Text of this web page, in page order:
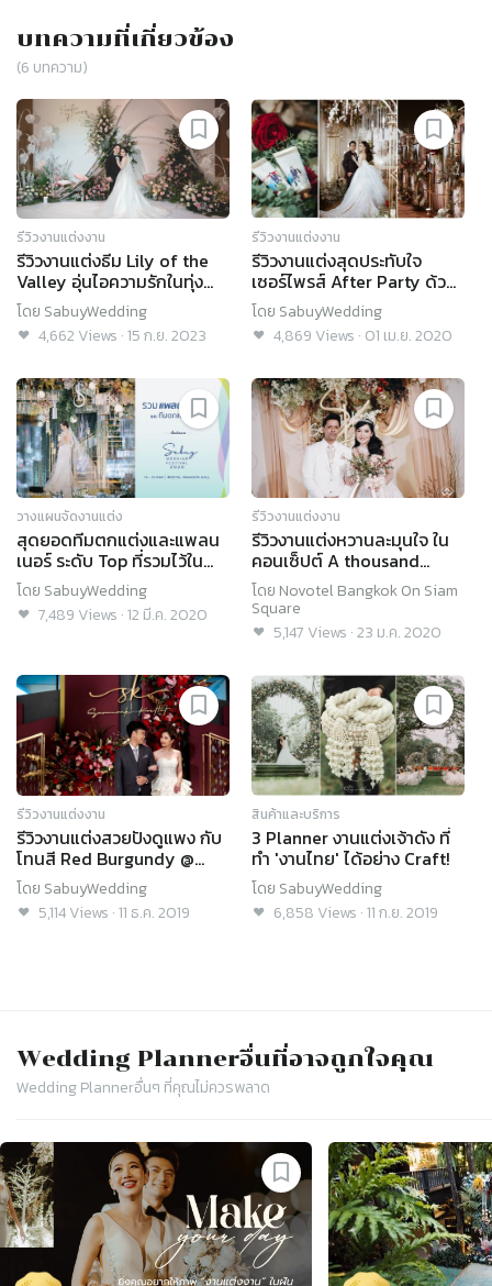
บทความที่เกี่ยวข้อง
(6 บทความ)
รีวิวงานแต่งงาน
รีวิวงานแต่งธีม Lily of the
Valley อุ่นไอความรักในทุ่ง
ดอกไม้ by Mahassajan
Wedding
โดย SabuyWedding
4,662 Views ·15 ก.ย. 2023
รีวิวงานแต่งงาน
รีวิวงานแต่งสุดประทับใจ
เซอร์ไพรส์ After Party ด้วย
เพลงยอดฮิต @ Bangkok
Marriott Hotel Sukhumvit
โดย SabuyWedding
4,869 Views · 01 เม.ย. 2020
วางแผนจัดงานแต่ง
สุดยอดทีมตกแต่งและแพลน
เนอร์ ระดับ Top ที่รวมไว้ใน
งาน SabuyWedding
Festival 2020!
โดย SabuyWedding
7,489 Views ·12 มี.ค. 2020
รีวิวงานแต่งงาน
รีวิวงานแต่งหวานละมุนใจ ใน
คอนเซ็ปต์ A thousand
years @ Novotel Bangkok
On Siam Square
โดย Novotel Bangkok On Siam
Square
5,147 Views ·23 ม.ค. 2020
รีวิวงานแต่งงาน
รีวิวงานแต่งสวยปังดูแพง กับ
โทนสี Red Burgundy @
Chatrium Hotel Riverside
Bangkok
โดย SabuyWedding
5,114Views ·11 ธ.ค. 2019
สินค้าและบริการ
3 Planner งานแต่งเจ้าดัง ที่
ทำ 'งานไทย' ได้อย่าง Craft!
โดย SabuyWedding
6,858 Views ·11 ก.ย. 2019
Wedding Plannerอื่นที่อาจถูกใจคุณ
Wedding Plannerอื่นๆ ที่คุณไม่ควรพลาด
Slide 1 of 4